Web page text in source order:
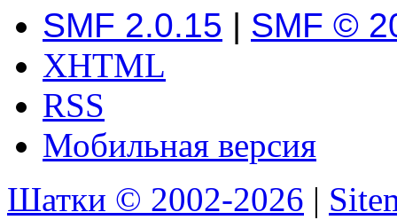
SMF 2.0.15 | SMF ©
XHTML
RSS
Мобильная версия
Шатки © 2002-2026 |